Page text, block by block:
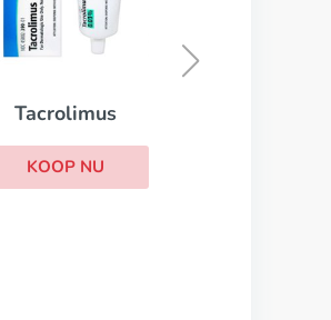
Elocon